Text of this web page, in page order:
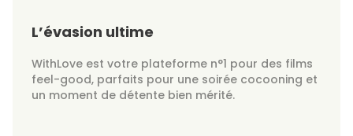
L’évasion ultime
WithLove est votre plateforme n°1 pour des films
feel-good, parfaits pour une soirée cocooning et
un moment de détente bien mérité.